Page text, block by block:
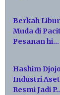
Berkah
Muda di
Pesanan hi…
Hashim
Industri
Resmi Jadi